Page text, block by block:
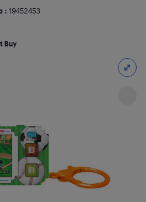
: 19452453
Buy